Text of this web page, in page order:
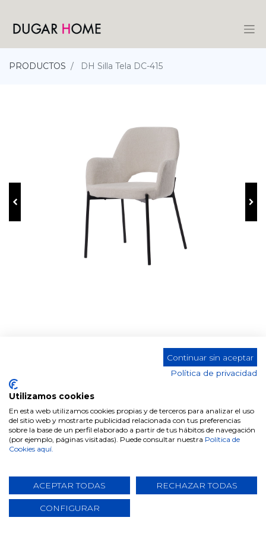
PRODUCTOS DH Silla Tela DC-415
Color
Continuar sin aceptar
Política de privacidad
Utilizamos cookies
En esta web utilizamos cookies propias y de terceros para analizar el uso
del sitio web y mostrarte publicidad relacionada con tus preferencias
sobre la base de un perfil elaborado a partir de tus hábitos de navegación
(por ejemplo, páginas visitadas). Puede consultar nuestra Política de
Cookies aquí.
ACEPTAR TODAS RECHAZAR TODAS
CONFIGURAR